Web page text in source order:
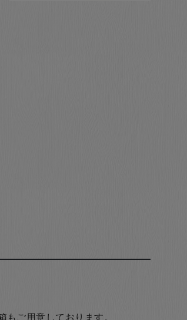
ご用意しております。